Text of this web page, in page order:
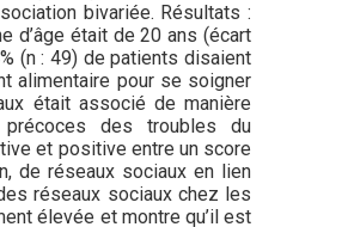
bivariée. Résultats :
d’âge était de 20 ans (écart
(n : 49) de patients disaient
alimentaire pour se soigner
était associé de manière
des troubles du
et positive entre un score
de réseaux sociaux en lien
réseaux sociaux chez les
élevée et montre qu’il est